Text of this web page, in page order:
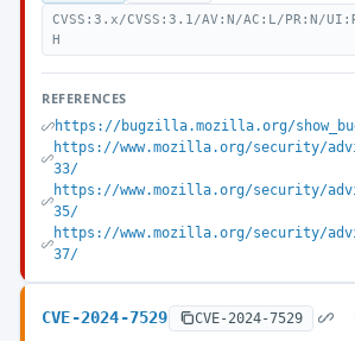
CVSS:3.x/CVSS:3.1/AV:N/AC:L/PR:N/
H
REFERENCES
https://bugzilla.mozilla.org/
https://www.mozilla.org/security/
33/
https://www.mozilla.org/security/
35/
https://www.mozilla.org/security/
37/
CVE-2024-7529 CVE-2024-7529